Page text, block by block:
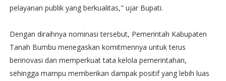
pelayanan publik yang berkualitas," ujar Bupati.
Dengan diraihnya nominasi tersebut, Pemerintah Kabupaten
Tanah Bumbu menegaskan komitmennya untuk terus
berinovasi dan memperkuat tata kelola pemerintahan,
sehingga mampu memberikan dampak positif yang lebih luas